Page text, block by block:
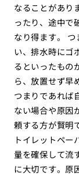
なることがあり
ったり、途中で
なり得ます。
い、排水時にゴ
るといったもの
ら、放置せず早
つまりであれば
ない場合や原因
頼する方が賢明
トイレットペー
量を確保して流
に大切です。原